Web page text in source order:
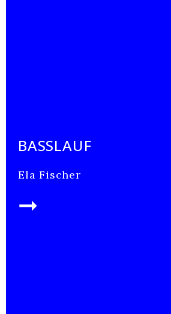
BASSLAUF
Ela Fischer
➞